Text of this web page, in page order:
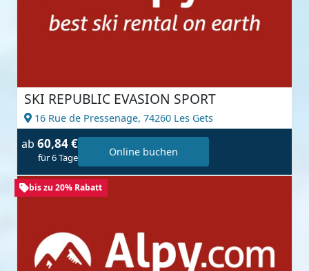
SKI REPUBLIC EVASION SPORT
16 Rue de Pressenage, 74260 Les Gets
ab 60,84 €
für 6 Tage Online buchen
bis zu 20% Rabatt